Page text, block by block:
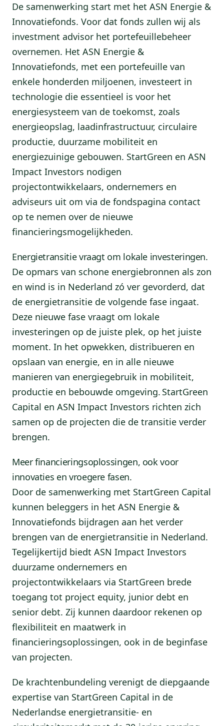
De samenwerking start met het ASN Energie &
Innovatiefonds. Voor dat fonds zullen wij als
investment advisor het portefeuillebeheer
overnemen. Het ASN Energie &
Innovatiefonds, met een portefeuille van
enkele honderden miljoenen, investeert in
technologie die essentieel is voor het
energiesysteem van de toekomst, zoals
energieopslag, laadinfrastructuur, circulaire
productie, duurzame mobiliteit en
energiezuinige gebouwen. StartGreen en ASN
Impact Investors nodigen
projectontwikkelaars, ondernemers en
adviseurs uit om via de fondspagina contact
op te nemen over de nieuwe
financieringsmogelijkheden.
Energietransitie vraagt om lokale investeringen.
De opmars van schone energiebronnen als zon
en wind is in Nederland zó ver gevorderd, dat
de energietransitie de volgende fase ingaat.
Deze nieuwe fase vraagt om lokale
investeringen op de juiste plek, op het juiste
moment. In het opwekken, distribueren en
opslaan van energie, en in alle nieuwe
manieren van energiegebruik in mobiliteit,
productie en bebouwde omgeving. StartGreen
Capital en ASN Impact Investors richten zich
samen op de projecten die de transitie verder
brengen.
Meer financieringsoplossingen, ook voor
innovaties en vroegere fasen.
Door de samenwerking met StartGreen Capital
kunnen beleggers in het ASN Energie &
Innovatiefonds bijdragen aan het verder
brengen van de energietransitie in Nederland.
Tegelijkertijd biedt ASN Impact Investors
duurzame ondernemers en
projectontwikkelaars via StartGreen brede
toegang tot project equity, junior debt en
senior debt. Zij kunnen daardoor rekenen op
flexibiliteit en maatwerk in
financieringsoplossingen, ook in de beginfase
van projecten.
De krachtenbundeling verenigt de diepgaande
expertise van StartGreen Capital in de
Nederlandse energietransitie- en